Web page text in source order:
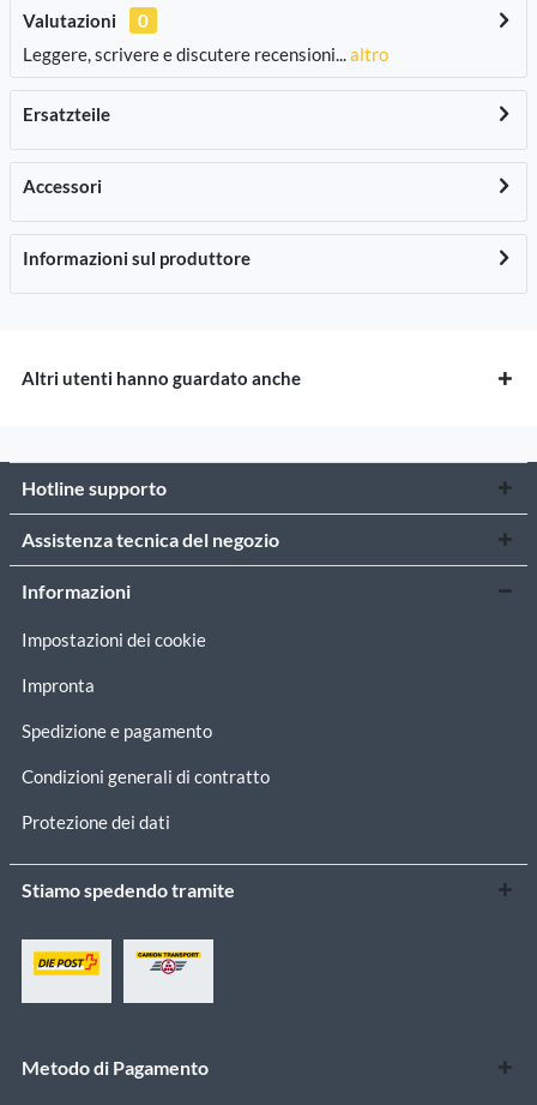
Valutazioni
0
Leggere, scrivere e discutere recensioni...altro
Ersatzteile
Accessori
Informazioni sul produttore
Altri utenti hanno guardato anche
Hotline supporto
Assistenza tecnica del negozio
Informazioni
Impostazioni dei cookie
Impronta
Spedizione e pagamento
Condizioni generali di contratto
Protezione dei dati
Stiamo spedendo tramite
Metodo di Pagamento